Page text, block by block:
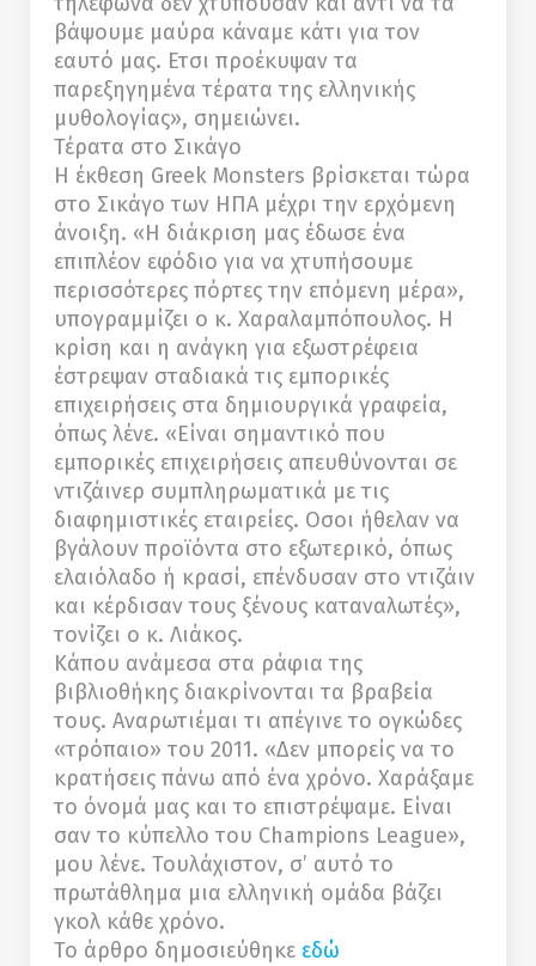
βάψουμε μαύρα κάναμε κάτι για τον
εαυτό μας. Ετσι προέκυψαν τα
παρεξηγημένα τέρατα της ελληνικής
μυθολογίας», σημειώνει.
Τέρατα στο Σικάγο
Η έκθεση Greek Monsters βρίσκεται τώρα
στο Σικάγο των ΗΠΑ μέχρι την ερχόμενη
άνοιξη. «Η διάκριση μας έδωσε ένα
επιπλέον εφόδιο για να χτυπήσουμε
περισσότερες πόρτες την επόμενη μέρα»,
υπογραμμίζει ο κ. Χαραλαμπόπουλος. Η
κρίση και η ανάγκη για εξωστρέφεια
έστρεψαν σταδιακά τις εμπορικές
επιχειρήσεις στα δημιουργικά γραφεία,
όπως λένε. «Είναι σημαντικό που
εμπορικές επιχειρήσεις απευθύνονται σε
ντιζάινερ συμπληρωματικά με τις
διαφημιστικές εταιρείες. Οσοι ήθελαν να
βγάλουν προϊόντα στο εξωτερικό, όπως
ελαιόλαδο ή κρασί, επένδυσαν στο ντιζάιν
και κέρδισαν τους ξένους καταναλωτές»,
τονίζει ο κ. Λιάκος.
Kάπου ανάμεσα στα ράφια της
βιβλιοθήκης διακρίνονται τα βραβεία
τους. Αναρωτιέμαι τι απέγινε το ογκώδες
«τρόπαιο» του 2011. «Δεν μπορείς να το
κρατήσεις πάνω από ένα χρόνο. Χαράξαμε
το όνομά μας και το επιστρέψαμε. Είναι
σαν το κύπελλο του Champions League»,
μου λένε. Τουλάχιστον, σ’ αυτό το
πρωτάθλημα μια ελληνική ομάδα βάζει
γκολ κάθε χρόνο.
Το άρθρο δημοσιεύθηκε εδώ